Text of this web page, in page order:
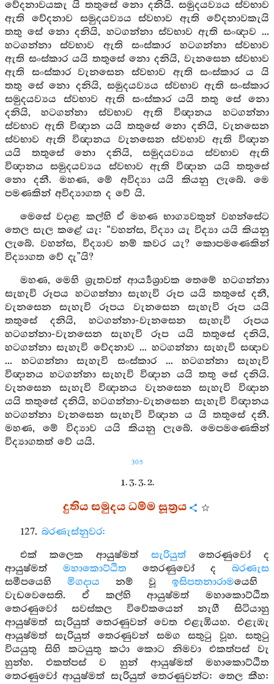
වේදනාවයකැ යි තතුසේ නො දනියි. සමුදයව්‍යය ස්වභාව
ඇති වේදනාව සමුදයව්‍යය ස්වභාව ඇති වේදනාවකැයි
තතු සේ නො දනියි, හටගන්නා ස්වභාව ඇති සංඥාව ...
හටගන්නා ස්වභාව ඇති සංස්කාර හටගන්නා ස්වභාව
ඇති සංස්කාර යයි තතුසේ නො දනියි, වැනසෙන ස්වභාව
ඇති සංස්කාර වැනසෙන ස්වභාව ඇති සංස්කාර ය යි
තතු සේ නො දනියි, සමුදයව්‍යය ස්වභාව ඇති සංස්කාර
සමුදයව්‍යය ස්වභාව ඇති සංස්කාර යයි තතු සේ නො
දනියි, හටගන්නා ස්වභාව ඇති විඥානය හටගන්නා
ස්වභාව ඇති විඥාන යයි තතුසේ නො දනියි, වැනසෙන
ස්වභාව ඇති විඥානය වැනසෙන ස්වභාව ඇති විඥාන
යයි තතුසේ නො දනියි, සමුදයව්‍යය ස්වභාව ඇති
විඥානය සමුදයව්‍යය ස්වභාව ඇති විඥාන යයි තතුසේ
නො දනී. මහණ, මේ අවිද්‍යා යයි කියනු ලැබේ. මෙ
පමණකින් අවිද්‍යාගත ද වේ යි.
මෙසේ වදාළ කල්හි ඒ මහණ භාග්‍යවතුන් වහන්සේට
තෙල සැල කළේ යැ: “වහන්ස, විද්‍යා යැ විද්‍යා යයි කියනු
ලැබේ. වහන්ස, විද්‍යාව නම් කවර යැ? කොපමණෙකින්
විද්‍යාගත වේ දැ”යි?
මහණ, මෙහි ශ්‍රැතවත් ආර්‍ය්‍යශ්‍රාවක තෙමේ හටගන්නා
සැහැවි රූපය හටගන්නා සැහැවි රූප යයි තතුසේ දනී,
වැනසෙන සැහැවි රූපය වැනසෙන සැහැවි රූප යයි
තතුසේ දනියි, හටගන්නා-වැනසෙන සැහැවි රූපය
හටගන්නා-වැනසෙන සැහැවි රූප යයි තතුසේ දනියි,
හටගන්නා සැහැවි වේදනාව ... හටගන්නා සැහැවි සඥාව
... හටගන්නා සැහැවි සංස්කාර ... හටගන්නා සැහැවි
විඥානය හටගන්නා සැහැවි විඥාන යයි තතු සේ දනියි.
වැනසෙන සැහැවි විඥානය වැනසෙන සැහැවි විඥාන
යයි තතුසේ දනියි, හටගන්නා-වැනසෙන සැහැවි විඥානය
හටගන්නා වැනසෙන සැහැවි විඥාන ය යි තතුසේ දනී.
මහණ, මේ විද්‍යාව යයි කියනු ලැබේ. මෙපමණෙකින්
විද්‍යාගතත් වේ යයි.
305
1. 3. 3. 2.
දුතිය සමුදය ධම්ම සූත්‍රය
127. බරණැස්නුවර:
එක් කලෙක ආයුෂ්මත් සැරියුත්තෙරණුවෝ ද
ආයුෂ්මත් මහාකොට්ඨිත තෙරණුවෝ ද බරණැස
සමීපයෙහි මිගදාය නම් වූඉසිපතනාරාමයෙහි
වැඩවෙසෙති. ඒ කල්හි ආයුෂ්මත් මහාකොට්ඨිත
තෙරණුවෝ සවස්කල විවේකයෙන් නැගී සිටියාහු
ආයුෂ්මත් සැරියුත් තෙරණුවන් වෙත එළැඹියහ. එළැඹැ
ආයුෂ්මත් සැරියුත් තෙරණුවන් සමග සතුටු වූහ. සතුටු
වියයුතු සිහි කටයුතු කථා කොට නිමවා එකත්පස් වැ
හුන්හ. එකත්පස් ව හුන් ආයුෂ්මත් මහාකොට්ඨිත
තෙරණුවෝ ආයුෂ්මත් සැරියුත් තෙරණුවන්ට: තෙල කීහ: